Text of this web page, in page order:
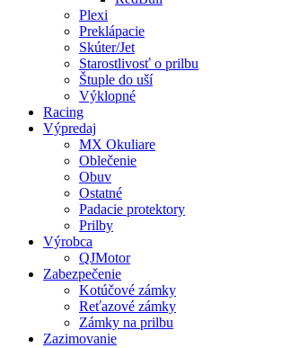
Plexi
Preklápacie
Skúter/Jet
Starostlivosť o prilbu
Štuple do uší
Výklopné
Racing
Výpredaj
MX Okuliare
Oblečenie
Obuv
Ostatné
Padacie protektory
Prilby
Výrobca
QJMotor
Zabezpečenie
Kotúčové zámky
Reťazové zámky
Zámky na prilbu
Zazimovanie